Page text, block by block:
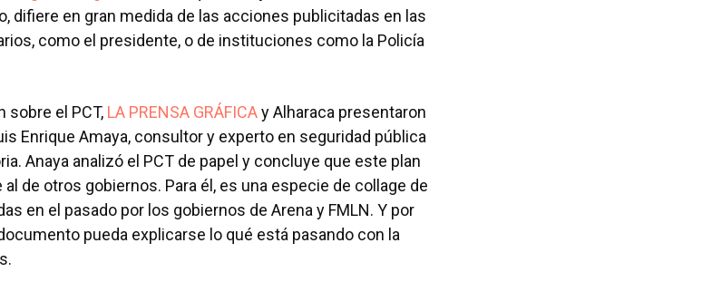
difiere en gran medida de las acciones publicitadas en las
como el presidente, o de instituciones como la Policía
sobre el PCT, LA PRENSA GRÁFICAy Alharaca presentaron
Enrique Amaya, consultor y experto en seguridad pública
Anaya analizó el PCT de papel y concluye que este plan
de otros gobiernos. Para él, es una especie de collage de
en el pasado por los gobiernos de Arena y FMLN. Y por
pueda explicarse lo qué está pasando con la